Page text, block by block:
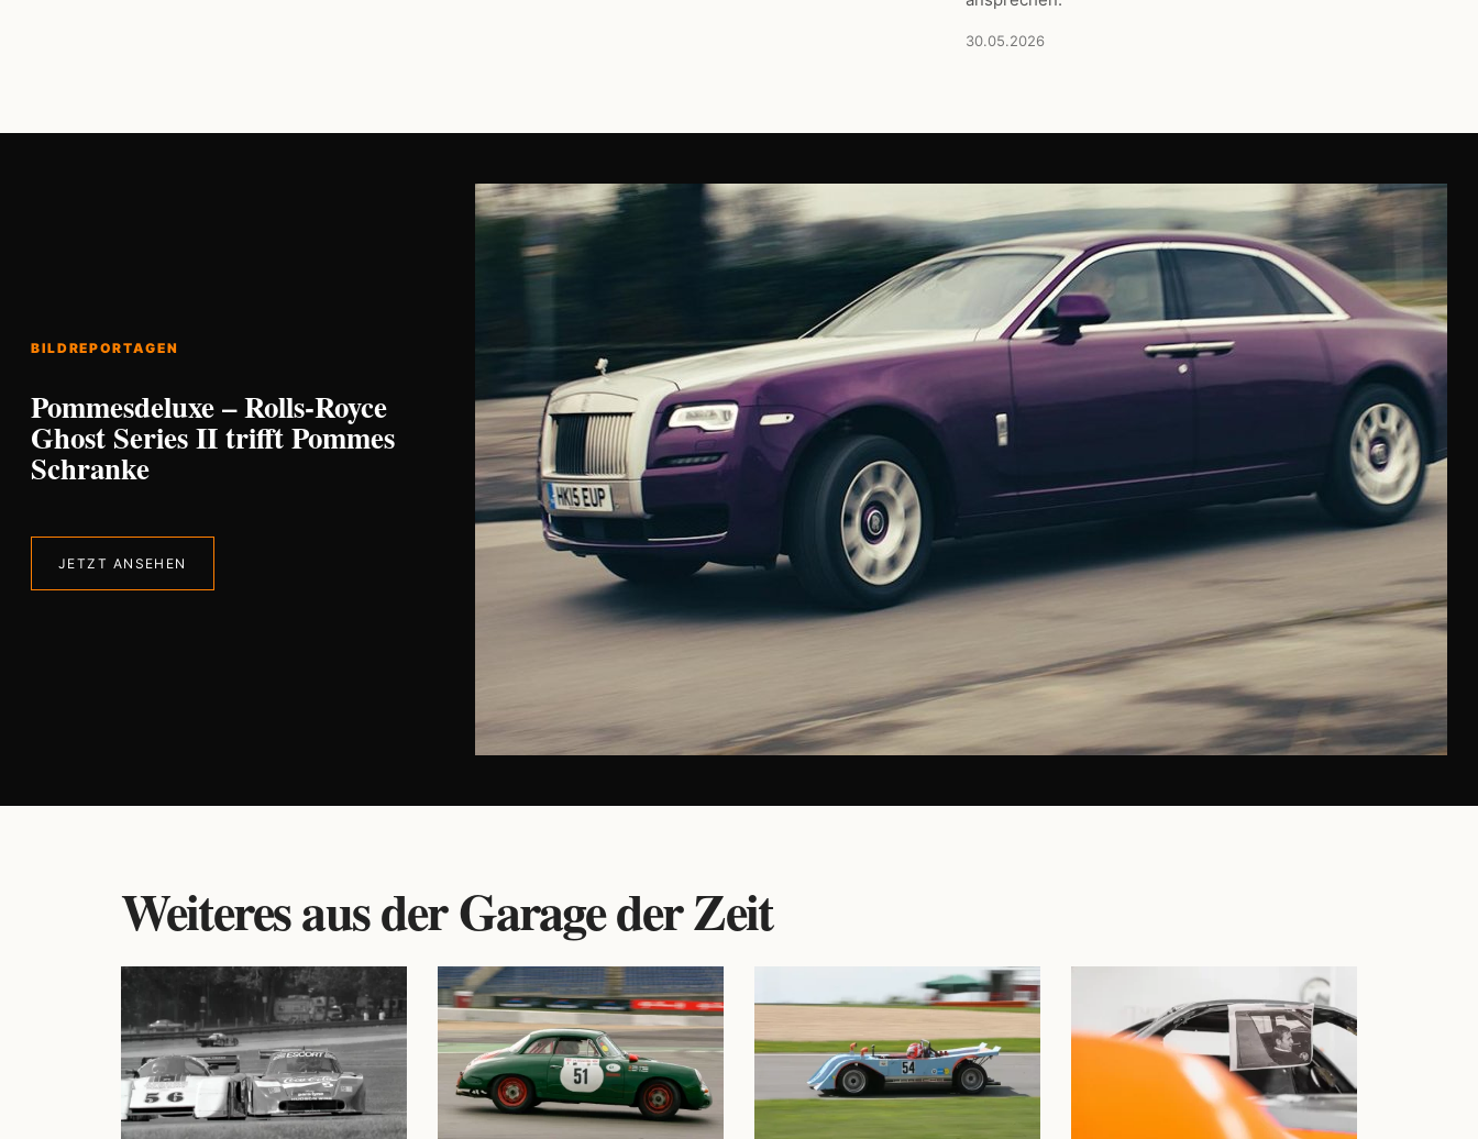
30.05.2026
BILDREPORTAGEN
Pommesdeluxe – Rolls-Royce
Ghost Series II trifft Pommes
Schranke
JETZT ANSEHEN
Weiteres aus der Garage der Zeit